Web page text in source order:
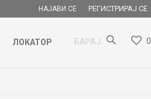
НАЈАВИ СЕ РЕГИСТРИРАЈ СЕ
ЛОКАТОР БАРАЈ 0